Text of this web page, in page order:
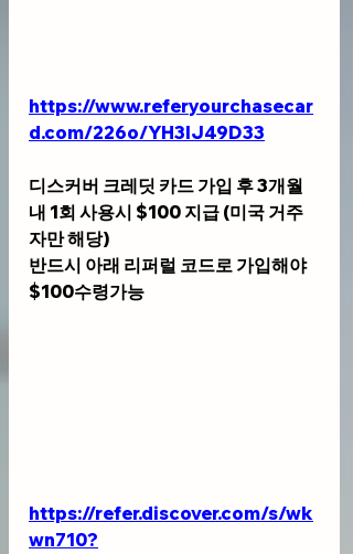
https://www.referyourchasecar
d.com/226o/YH3IJ49D33
디스커버 크레딧 카드 가입 후 3개월
내 1회 사용시 $100 지급 (미국 거주
자만 해당)
반드시 아래 리퍼럴 코드로 가입해야
$100수령가능
https://refer.discover.com/s/wk
wn710?